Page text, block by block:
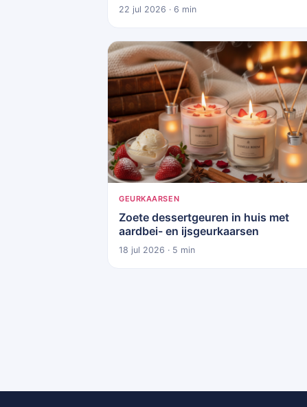
22 jul 2026 · 6 min
GEURKAARSEN
Zoete dessertgeuren in huis met
aardbei- en ijsgeurkaarsen
18 jul 2026 · 5 min